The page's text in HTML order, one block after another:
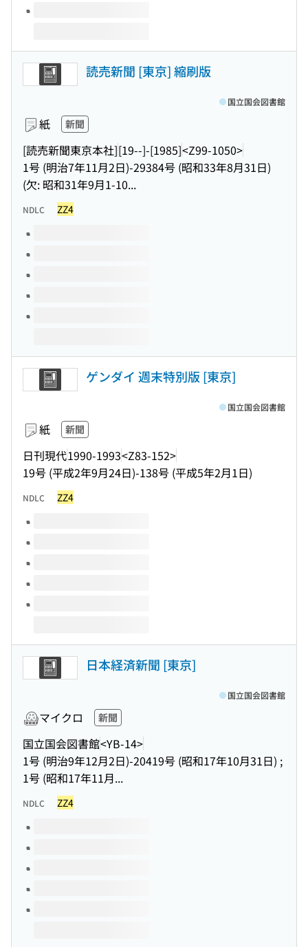
読売新聞 [東京] 縮刷版
紙 新聞
[読売新聞東京本社][19--]-[1985]<Z99-1050>
1号 (明治7年11月2日)-29384号 (昭和33年8月31日)
(欠: 昭和31年9月1-10...
国立国会図書館
NDLC ZZ4
このタイトルの巻号
ゲンダイ 週末特別版 [東京]
紙 新聞
日刊現代1990-1993<Z83-152>
19号 (平成2年9月24日)-138号 (平成5年2月1日)
国立国会図書館
NDLC ZZ4
このタイトルの巻号
日本経済新聞 [東京]
マイクロ 新聞
国立国会図書館<YB-14>
1号 (明治9年12月2日)-20419号 (昭和17年10月31日) ;
1号 (昭和17年11月...
国立国会図書館
NDLC ZZ4
このタイトルの巻号